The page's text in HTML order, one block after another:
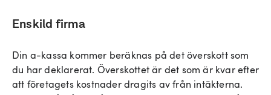
Enskild firma
Din a-kassa kommer beräknas på det överskott som
du har deklarerat. Överskottet är det som är kvar efter
att företagets kostnader dragits av från intäkterna.